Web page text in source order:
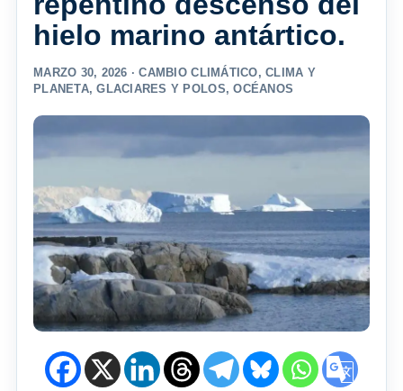
hielo marino antártico.
MARZO 30, 2026 ·CAMBIO CLIMÁTICO,CLIMA Y
PLANETA,GLACIARES Y POLOS,OCÉANOS